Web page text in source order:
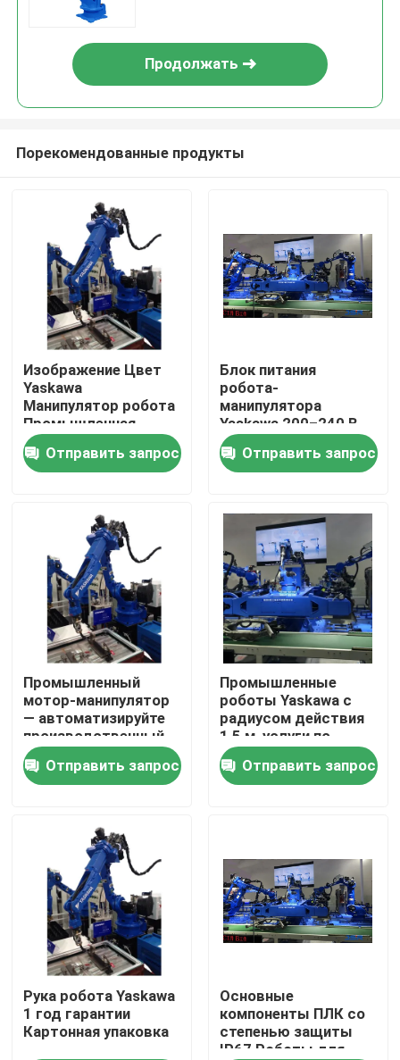
Продукты
Видео
О нас
Путешествие фабрики
Проверка качества
Свяжитесь мы
Новости
Случаи
Продолжать
Порекомендованные продукты
Изображение Цвет
Yaskawa
Манипулятор робота
Промышленная
автоматизация
Манипулятор робота
для промышленного
Отправить запрос
Блок питания
робота-
манипулятора
Yaskawa 200–240 В
переменного тока с
1-летней гарантией
на основные
Отправить запрос
Промышленный
мотор-манипулятор
— автоматизируйте
производственный
процесс с помощью
основных
компонентов
Отправить запрос
Промышленные
роботы Yaskawa с
радиусом действия
1,5 м, услуги по
вводу в
эксплуатацию и
обучению
Отправить запрос
Рука робота Yaskawa
1 год гарантии
Картонная упаковка
Основные
компоненты ПЛК со
степенью защиты
IP67 Роботы для